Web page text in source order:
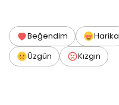
Beğendim Harika
Üzgün
Kızgın